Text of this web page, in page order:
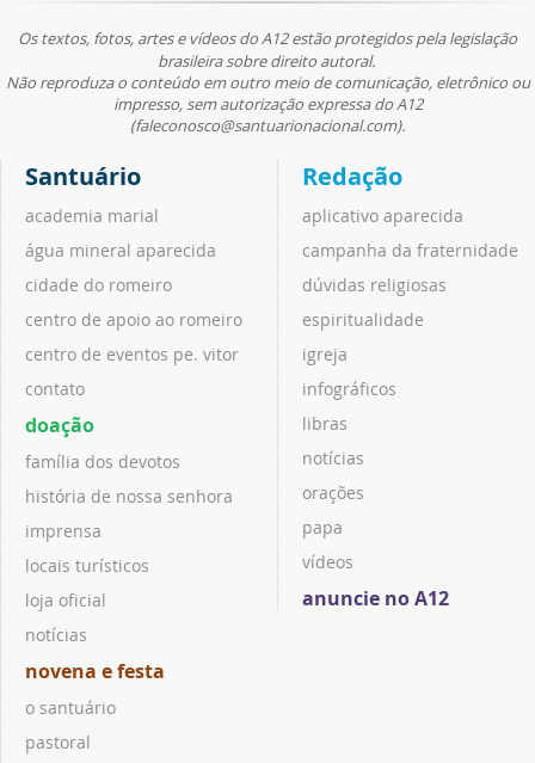
Os textos, fotos, artes e vídeos do A12 estão protegidos pela legislação
brasileira sobre direito autoral.
Não reproduza o conteúdo em outro meio de comunicação, eletrônico ou
impresso, sem autorização expressa do A12
(faleconosco@santuarionacional.com).
Santuário
academia marial
água mineral aparecida
cidade do romeiro
centro de apoio ao romeiro
centro de eventos pe. vitor
contato
doação
família dos devotos
história de nossa senhora
imprensa
locais turísticos
loja oficial
notícias
novena e festa
o santuário
pastoral
Redação
aplicativo aparecida
campanha da fraternidade
dúvidas religiosas
espiritualidade
igreja
infográficos
libras
notícias
orações
papa
vídeos
anuncie no A12